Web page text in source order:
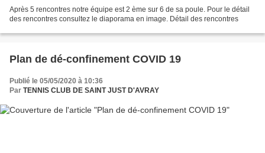
Après 5 rencontres notre équipe est 2 ème sur 6 de sa poule. Pour le détail
des rencontres consultez le diaporama en image. Détail des rencontres
Plan de dé-confinement COVID 19
Publié le 05/05/2020 à 10:36
Par TENNIS CLUB DE SAINT JUST D'AVRAY